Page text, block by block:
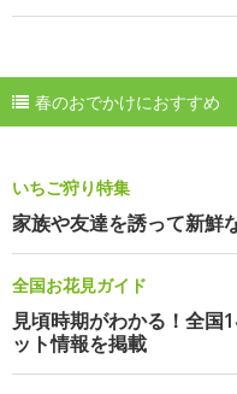
春のおでかけにおすすめ
いちご狩り特集
家族や友達を誘って新鮮
全国お花見ガイド
見頃時期がわかる！全国
ット情報を掲載